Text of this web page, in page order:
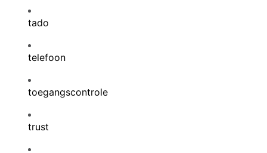
tado
telefoon
toegangscontrole
trust